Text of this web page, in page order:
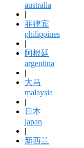
australia
|
菲律宾
philippines
|
阿根廷
argentina
|
大马
malaysia
|
日本
japan
|
新西兰